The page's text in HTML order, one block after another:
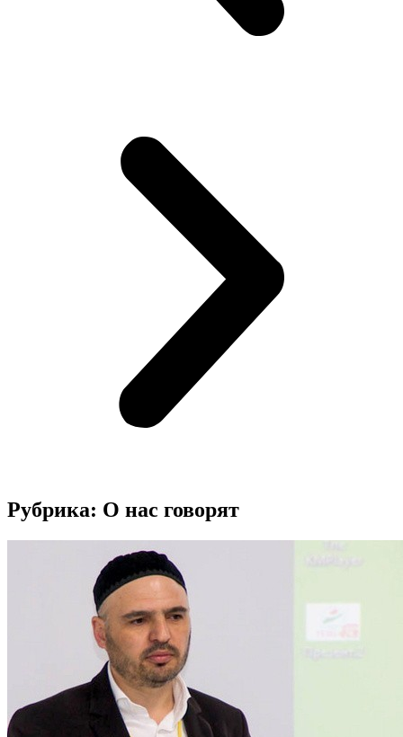
Рубрика: О нас говорят